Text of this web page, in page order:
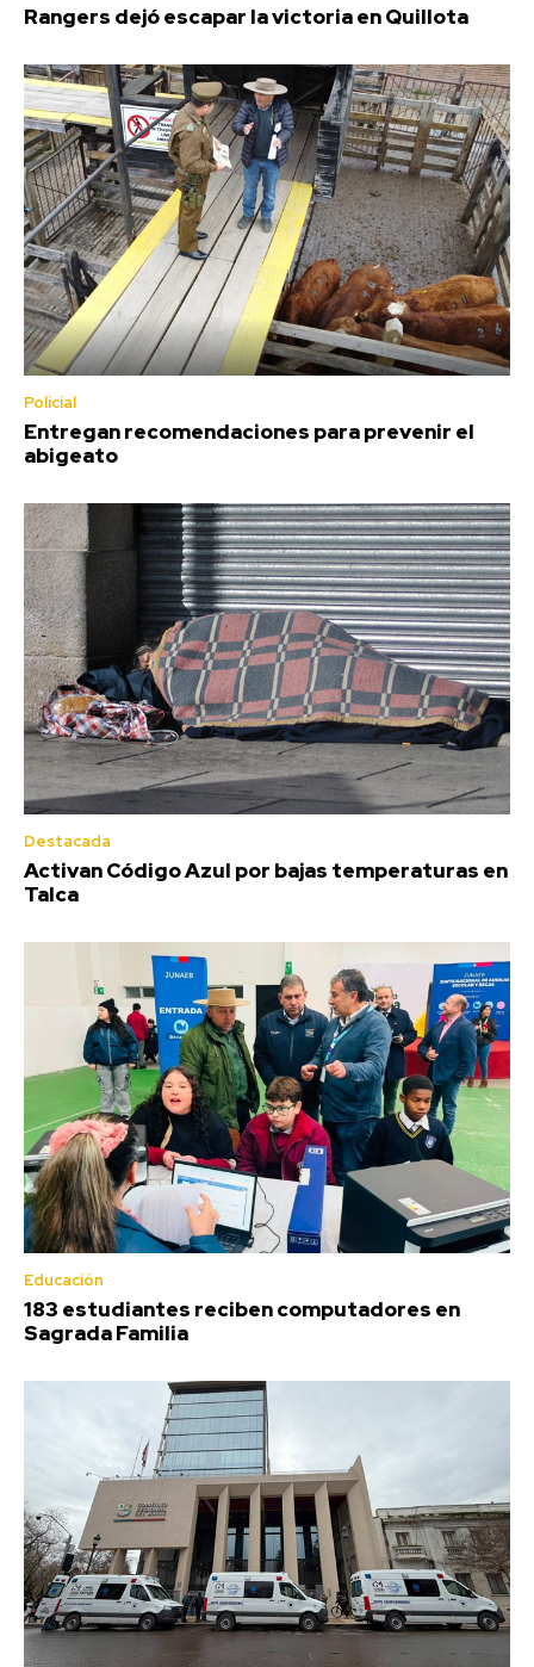
Rangers dejó escapar la victoria en Quillota
Policial
Entregan recomendaciones para prevenir el
abigeato
Destacada
Activan Código Azul por bajas temperaturas en
Talca
Educación
183 estudiantes reciben computadores en
Sagrada Familia